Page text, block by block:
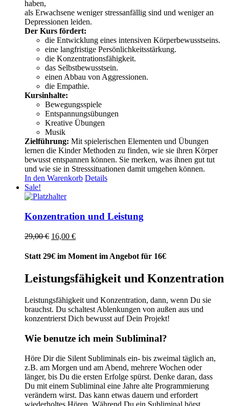
haben,
als Erwachsene weniger stressanfällig sind und weniger an
Depressionen leiden.
Der Kurs fördert:
die Entwicklung eines intensiven Körperbewusstseins.
eine langfristige Persönlichkeitsstärkung.
die Konzentrationsfähigkeit.
das Selbstbewusstsein.
einen Abbau von Aggressionen.
die Empathie.
Kursinhalte:
Bewegungsspiele
Entspannungsübungen
Kreative Übungen
Musik
Zielführung: Mit spielerischen Elementen und Übungen
lernen die Kinder Methoden zu finden, wie sie ihren Körper
bewusst entspannen können. Sie merken, was ihnen gut tut
und wie sie in Stresssituationen damit umgehen können.
In den Warenkorb Details
Sale!
Konzentration und Leistung
29,00€ Ursprünglicher
war:
16,00 €Aktueller
ist:
Statt 29€ im Moment im Angebot für 16€
Leistungsfähigkeit und Konzentration
Leistungsfähigkeit und Konzentration, dann, wenn Du sie
brauchst. Du schaltest Ablenkungen von außen aus und
konzentrierst Dich bewusst auf Dein Projekt!
Wie benutze ich mein Subliminal?
Höre Dir die Silent Subliminals ein- bis zweimal täglich an,
z.B. am Morgen und am Abend, mehrere Wochen oder
länger, bis Du die ersten Erfolge spürst. Denke daran, dass
Du mit einem Subliminal eine Jahre alte Programmierung
verändern wirst. Das kann etwas dauern und erfordert
wiederholtes Hören. Während Du ein Subliminal hörst,